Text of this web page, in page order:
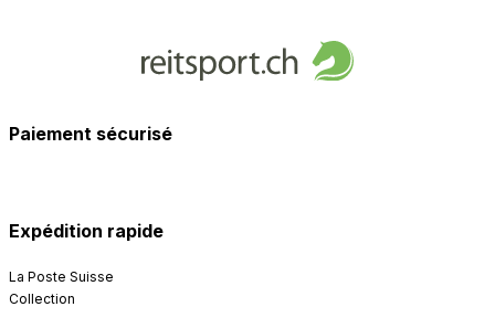
Paiement sécurisé
Expédition rapide
La Poste Suisse
Collection